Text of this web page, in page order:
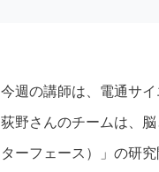
今週の講師は、電通サ
荻野さんのチームは、
ターフェース）」の研